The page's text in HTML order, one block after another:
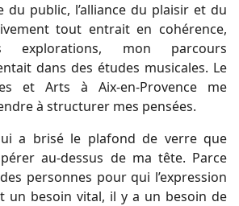
du public, l’alliance du plaisir et du
tout entrait en cohérence,
explorations, mon parcours
dans des études musicales. Le
et Arts à Aix-en-Provence me
à structurer mes pensées.
a brisé le plafond de verre que
au-dessus de ma tête. Parce
personnes pour qui l’expression
un besoin vital, il y a un besoin de